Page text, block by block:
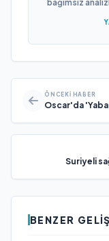
bağımsız
ÖNCEKI HABER
Oscar'da
Suriyeli
BENZER